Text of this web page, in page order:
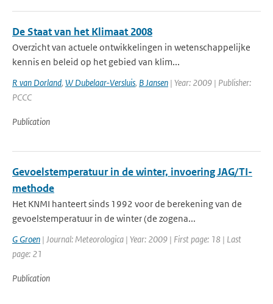
De Staat van het Klimaat 2008
Overzicht van actuele ontwikkelingen in wetenschappelijke
kennis en beleid op het gebied van klim...
R van Dorland, W Dubelaar-Versluis, B Jansen | Year: 2009 | Publisher:
PCCC
Publication
Gevoelstemperatuur in de winter, invoering JAG/TI-
methode
Het KNMI hanteert sinds 1992 voor de berekening van de
gevoelstemperatuur in de winter (de zogena...
G Groen | Journal: Meteorologica | Year: 2009 | First page: 18 | Last
page: 21
Publication